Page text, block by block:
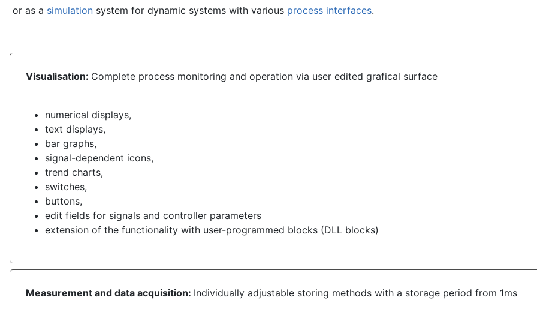
or as a simulation system for dynamic systems with various process interfaces.
Visualisation: Complete process monitoring and operation via user edited grafical surface
numerical displays,
text displays,
bar graphs,
signal-dependent icons,
trend charts,
switches,
buttons,
edit fields for signals and controller parameters
extension of the functionality with user-programmed blocks (DLL blocks)
Measurement and data acquisition: Individually adjustable storing methods with a storage period from 1ms